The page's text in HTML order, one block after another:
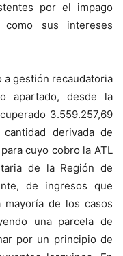
por el impago
como sus intereses
a gestión recaudatoria
apartado, desde la
3.559.257,69
derivada de
cuyo cobro la ATL
de la Región de
de ingresos que
de los casos
una parcela de
por un principio de